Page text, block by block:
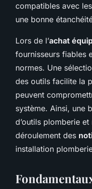
compatibles avec
une bonne
Lors de l’achat
fournisseurs fiables
normes. Une
des outils facilite la
peuvent
système. Ainsi, une
d’outils plomberie
déroulement des
installation